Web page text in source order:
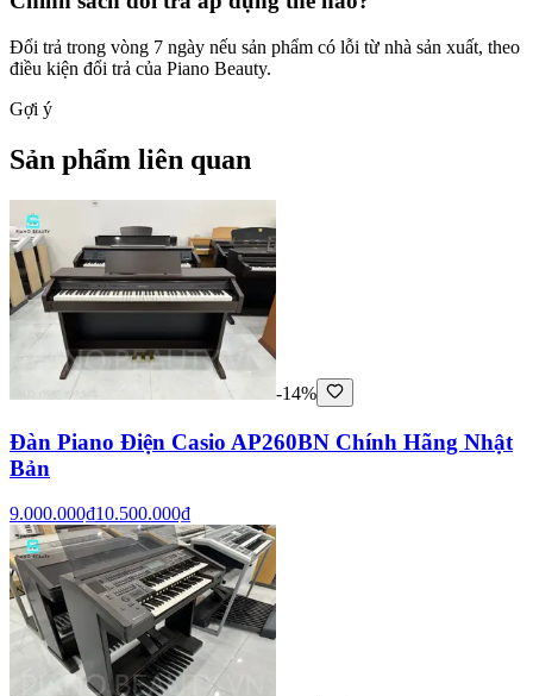
Đổi trả trong vòng 7 ngày nếu sản phẩm có lỗi từ nhà sản xuất, theo
điều kiện đổi trả của Piano Beauty.
Gợi ý
Sản phẩm liên quan
-14%
Đàn Piano Điện Casio AP260BN Chính Hãng Nhật
Bản
9.000.000₫10.500.000₫